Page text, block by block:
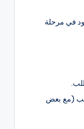
في مرحلة
طلب (مع بعض